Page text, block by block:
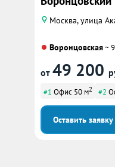
Москва, улица
Воронцовская~
от 49 200
#1 Офис 50 м2 #2
Оставить заявку